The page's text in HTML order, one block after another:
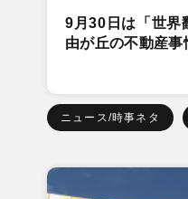
9月30日は「世界
由が丘の不動産事
ニュース/時事ネタ